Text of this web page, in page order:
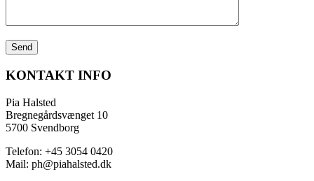
KONTAKT INFO
Pia Halsted
Bregnegårdsvænget 10
5700 Svendborg
Telefon: +45 3054 0420
Mail: ph@piahalsted.dk